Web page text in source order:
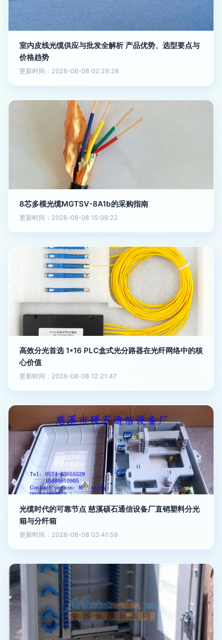
室内皮线光缆供应与批发全解析 产品优势、选型要点与
价格趋势
更新时间：2026-08-08 02:29:28
8芯多模光缆MGTSV-8A1b的采购指南
更新时间：2026-08-08 15:09:22
高效分光首选 1*16 PLC盒式光分路器在光纤网络中的核
心价值
更新时间：2026-08-08 12:21:47
光缆时代的可靠节点 慈溪硕石通信设备厂直销塑料分光
箱与分纤箱
更新时间：2026-08-08 03:41:59